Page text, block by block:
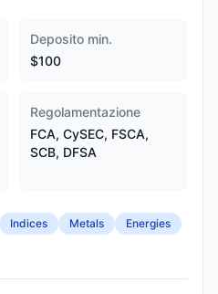
Deposito min.
$100
Regolamentazione
FCA, CySEC, FSCA,
SCB, DFSA
Indices Metals
Energies